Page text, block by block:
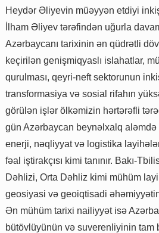
Heydər Əliyevin müəyyən etdiyi
İlham Əliyev tərəfindən uğurla
Azərbaycanı tarixinin ən qüdrətli
keçirilən genişmiqyaslı islahatlar,
qurulması, qeyri-neft sektorunun
transformasiya və sosial rifahın
görülən işlər ölkəmizin hərtərəfli
gün Azərbaycan beynəlxalq
enerji, nəqliyyat və logistika
fəal iştirakçısı kimi tanınır. Bakı-
Dəhlizi, Orta Dəhliz kimi mühüm
geosiyasi və geoiqtisadi
Ən mühüm tarixi nailiyyət isə
bütövlüyünün və suverenliyinin tam